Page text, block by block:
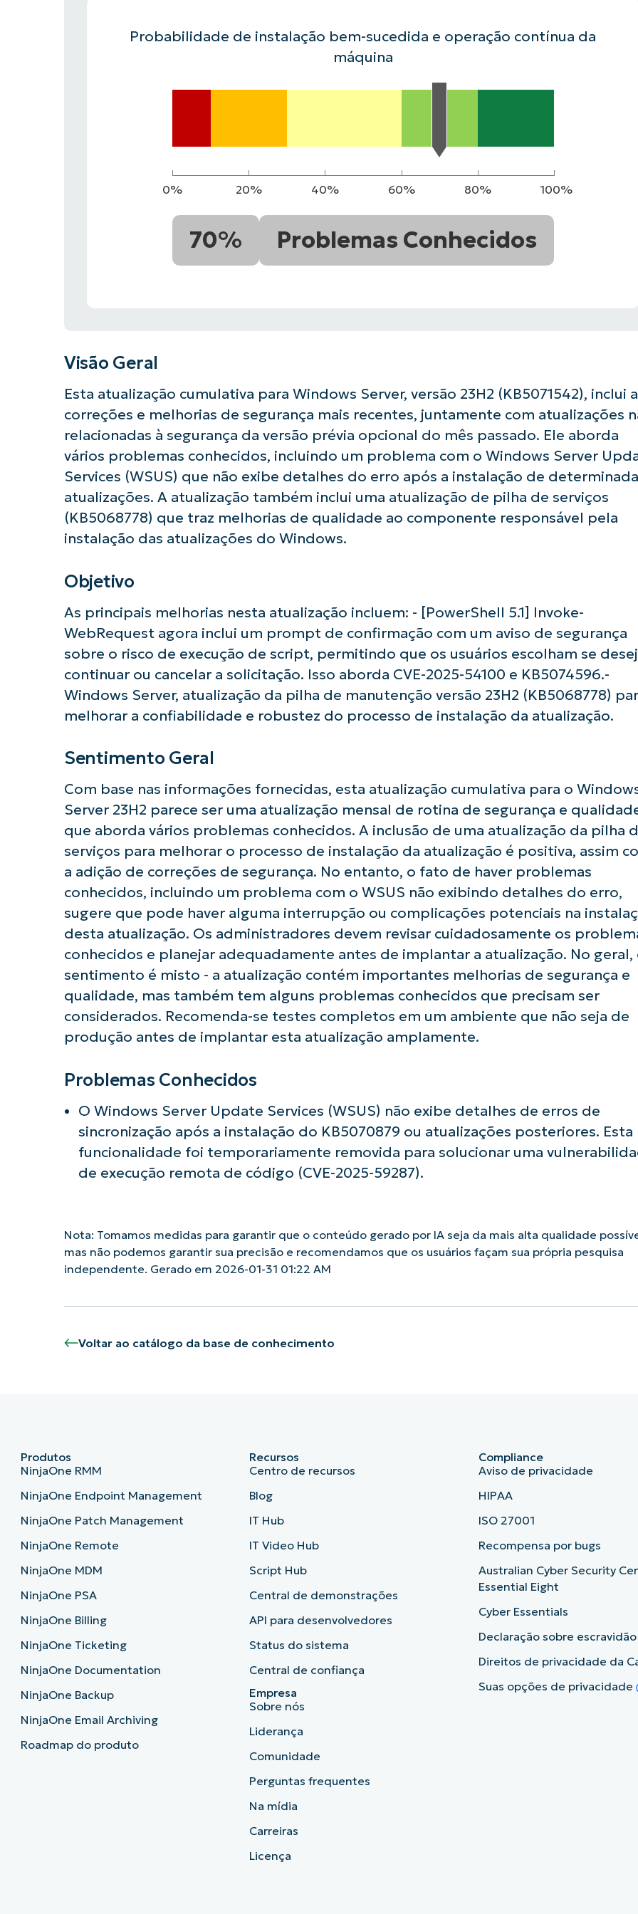
FALE COM NOSSO TIME DE VENDAS VER DEMONSTRAÇÃO
ROADMAP DO
Probabilidade de instalação bem-sucedida e operação contínua da
máquina
0% 20% 40% 60% 80% 100%
70% Problemas Conhecidos
Visão Geral
Esta atualização cumulativa para Windows Server, versão 23H2 (KB5071542), inclui
correções e melhorias de segurança mais recentes, juntamente com atualizações
relacionadas à segurança da versão prévia opcional do mês passado. Ele aborda
vários problemas conhecidos, incluindo um problema com o Windows Server
Services (WSUS) que não exibe detalhes do erro após a instalação de
atualizações. A atualização também inclui uma atualização de pilha de serviços
(KB5068778) que traz melhorias de qualidade ao componente responsável pela
instalação das atualizações do Windows.
Objetivo
As principais melhorias nesta atualização incluem: - [PowerShell 5.1] Invoke-
WebRequest agora inclui um prompt de confirmação com um aviso de segurança
sobre o risco de execução de script, permitindo que os usuários escolham se
continuar ou cancelar a solicitação. Isso aborda CVE-2025-54100 e KB5074596.-
Windows Server, atualização da pilha de manutenção versão 23H2 (KB5068778)
melhorar a confiabilidade e robustez do processo de instalação da atualização.
Sentimento Geral
Com base nas informações fornecidas, esta atualização cumulativa para o
Server 23H2 parece ser uma atualização mensal de rotina de segurança e
que aborda vários problemas conhecidos. A inclusão de uma atualização da pilha
serviços para melhorar o processo de instalação da atualização é positiva, assim
a adição de correções de segurança. No entanto, o fato de haver problemas
conhecidos, incluindo um problema com o WSUS não exibindo detalhes do erro,
sugere que pode haver alguma interrupção ou complicações potenciais na
desta atualização. Os administradores devem revisar cuidadosamente os
conhecidos e planejar adequadamente antes de implantar a atualização. No geral,
sentimento é misto - a atualização contém importantes melhorias de segurança e
qualidade, mas também tem alguns problemas conhecidos que precisam ser
considerados. Recomenda-se testes completos em um ambiente que não seja de
produção antes de implantar esta atualização amplamente.
Problemas Conhecidos
O Windows Server Update Services (WSUS) não exibe detalhes de erros de
sincronização após a instalação do KB5070879 ou atualizações posteriores. Esta
funcionalidade foi temporariamente removida para solucionar uma
de execução remota de código (CVE-2025-59287).
Nota: Tomamos medidas para garantir que o conteúdo gerado por IA seja da mais alta qualidade
mas não podemos garantir sua precisão e recomendamos que os usuários façam sua própria pesquisa
independente. Gerado em 2026-01-31 01:22 AM
Voltar ao catálogo da base de conhecimento
Comece a usar as análises de KB orientadas por IA do
First
Phone
number*
País
Company
name*
Produtos
NinjaOne RMM
NinjaOne Endpoint Management
NinjaOne Patch Management
NinjaOne Remote
NinjaOne MDM
NinjaOne PSA
NinjaOne Billing
NinjaOne Ticketing
NinjaOne Documentation
NinjaOne Backup
NinjaOne Email Archiving
Roadmap do produto
Recursos
Centro de recursos
Blog
IT Hub
IT Video Hub
Script Hub
Central de demonstrações
API para desenvolvedores
Status do sistema
Central de confiança
Empresa
Sobre nós
Liderança
Comunidade
Perguntas frequentes
Na mídia
Carreiras
Licença
Compliance
Aviso de privacidade
HIPAA
ISO 27001
Recompensa por bugs
Australian Cyber Security
Essential Eight
Cyber Essentials
Declaração sobre
Direitos de privacidade da
Suas opções de privacidade